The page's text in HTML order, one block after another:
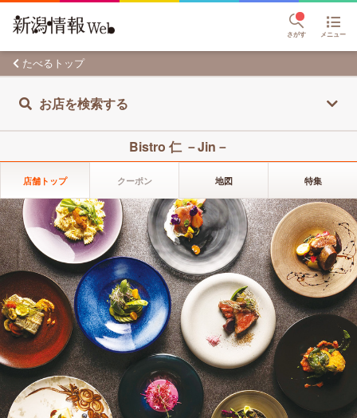
さがす メニュー
たべるトップ
お店を検索する
Bistro 仁 －Jin－
店舗トップ クーポン 地図 特集